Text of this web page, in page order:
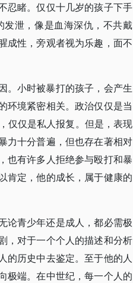
忍睹。仅仅十几岁的孩子下手
泄，像是血海深仇，不共戴
成性，旁观者视为乐趣，面不
。小时被暴打的孩子，会产生
环境紧密相关。政治仅仅是当
仅仅是私人报复。但是，表现
力十分普遍，但也存在著相对
也有许多人拒绝参与殴打和暴
肯定，他的成长，属于健康的
论青少年还是成人，都必需极
，对于一个个人的描述和分析
的历史中去鉴定。至于他的人
极端。在中世纪，每一个人的